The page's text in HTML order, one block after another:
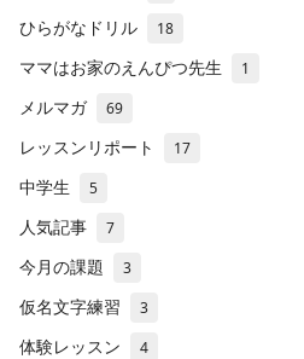
ひらがなドリル 18
ママはお家のえんぴつ先生 1
メルマガ 69
レッスンリポート 17
中学生 5
人気記事 7
今月の課題 3
仮名文字練習 3
体験レッスン 4